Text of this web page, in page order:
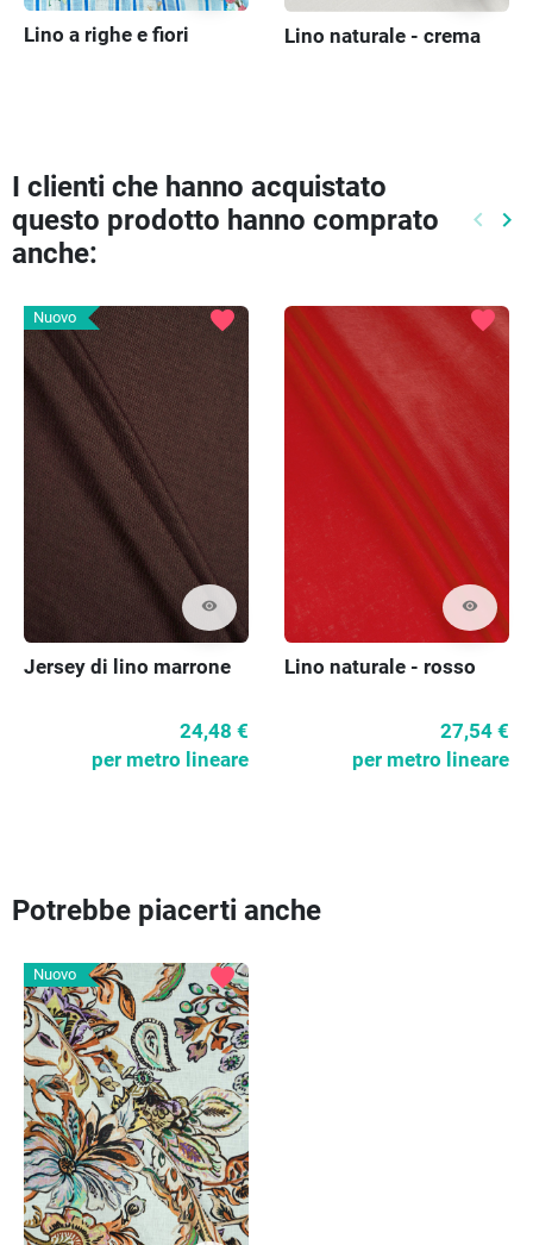
Lino a righe e fiori Lino naturale - crema
I clienti che hanno acquistato
questo prodotto hanno comprato
anche:
keyboard_arrow_left keyboard_arrow_right
Nuovo
visibility
favorite
Jersey di lino marrone
24,48 €
per metro lineare
visibility
favorite
Lino naturale - rosso
27,54 €
per metro lineare
Potrebbe piacerti anche
Nuovo favorite